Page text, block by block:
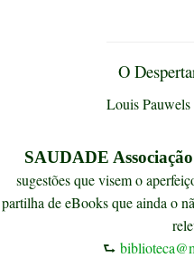
O
Louis
SAUDADE Associação
sugestões que visem o
partilha de eBooks que ainda o
⮑